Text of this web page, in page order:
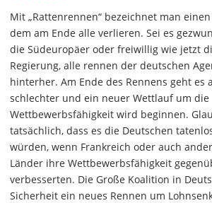
Mit „Rattenrennen“ bezeichnet man
dem am Ende alle verlieren. Sei es
die Südeuropäer oder freiwillig wie jetzt
Regierung, alle rennen der deutschen
hinterher. Am Ende des Rennens geht es
schlechter und ein neuer Wettlauf um die
Wettbewerbsfähigkeit wird beginnen.
tatsächlich, dass es die Deutschen
würden, wenn Frankreich oder auch
Länder ihre Wettbewerbsfähigkeit
verbesserten. Die Große Koalition in
Sicherheit ein neues Rennen um